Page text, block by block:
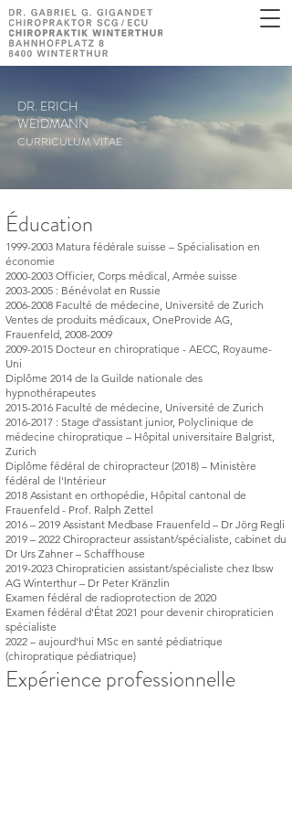
DR. ERICH
WEIDMANN
CURRICULUM VITAE
Éducation
1999-2003 Matura fédérale suisse – Spécialisation en
économie
2000-2003 Officier, Corps médical, Armée suisse
2003-2005 : Bénévolat en Russie
2006-2008 Faculté de médecine, Université de Zurich
Ventes de produits médicaux, OneProvide AG,
Frauenfeld, 2008-2009
2009-2015 Docteur en chiropratique - AECC, Royaume-
Uni
Diplôme 2014 de la Guilde nationale des
hypnothérapeutes
2015-2016 Faculté de médecine, Université de Zurich
2016-2017 : Stage d’assistant junior, Polyclinique de
médecine chiropratique – Hôpital universitaire Balgrist,
Zurich
Diplôme fédéral de chiropracteur (2018) – Ministère
fédéral de l'Intérieur
2018 Assistant en orthopédie, Hôpital cantonal de
Frauenfeld - Prof. Ralph Zettel
2016 – 2019 Assistant Medbase Frauenfeld – Dr Jörg Regli
2019 – 2022 Chiropracteur assistant/spécialiste, cabinet du
Dr Urs Zahner – Schaffhouse
2019-2023 Chiropraticien assistant/spécialiste chez Ibsw
AG Winterthur – Dr Peter Kränzlin
Examen fédéral de radioprotection de 2020
Examen fédéral d'État 2021 pour devenir chiropraticien
spécialiste
2022 – aujourd'hui MSc en santé pédiatrique
(chiropratique pédiatrique)
Expérience professionnelle